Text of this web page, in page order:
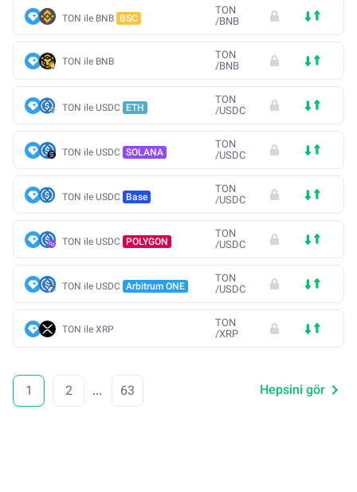
TON ile BNB BSC
TON
/BNB
TON ile BNB
TON
/BNB
TON ile USDC ETH
TON
/USDC
TON ile USDC SOLANA
TON
/USDC
TON ile USDC Base
TON
/USDC
TON ile USDC POLYGON
TON
/USDC
TON ile USDC Arbitrum ONE
TON
/USDC
TON ile XRP
TON
/XRP
1 2 ... 63 Hepsini gör